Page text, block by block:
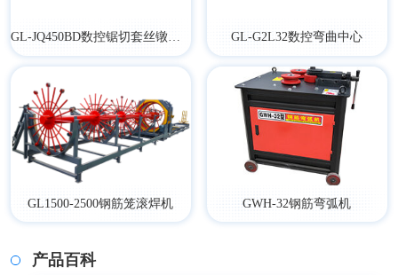
GL-JQ450BD数控锯切套丝镦粗打磨生产线 GL-G2L32数控弯曲中心
GL1500-2500钢筋笼滚焊机 GWH-32钢筋弯弧机
产品百科